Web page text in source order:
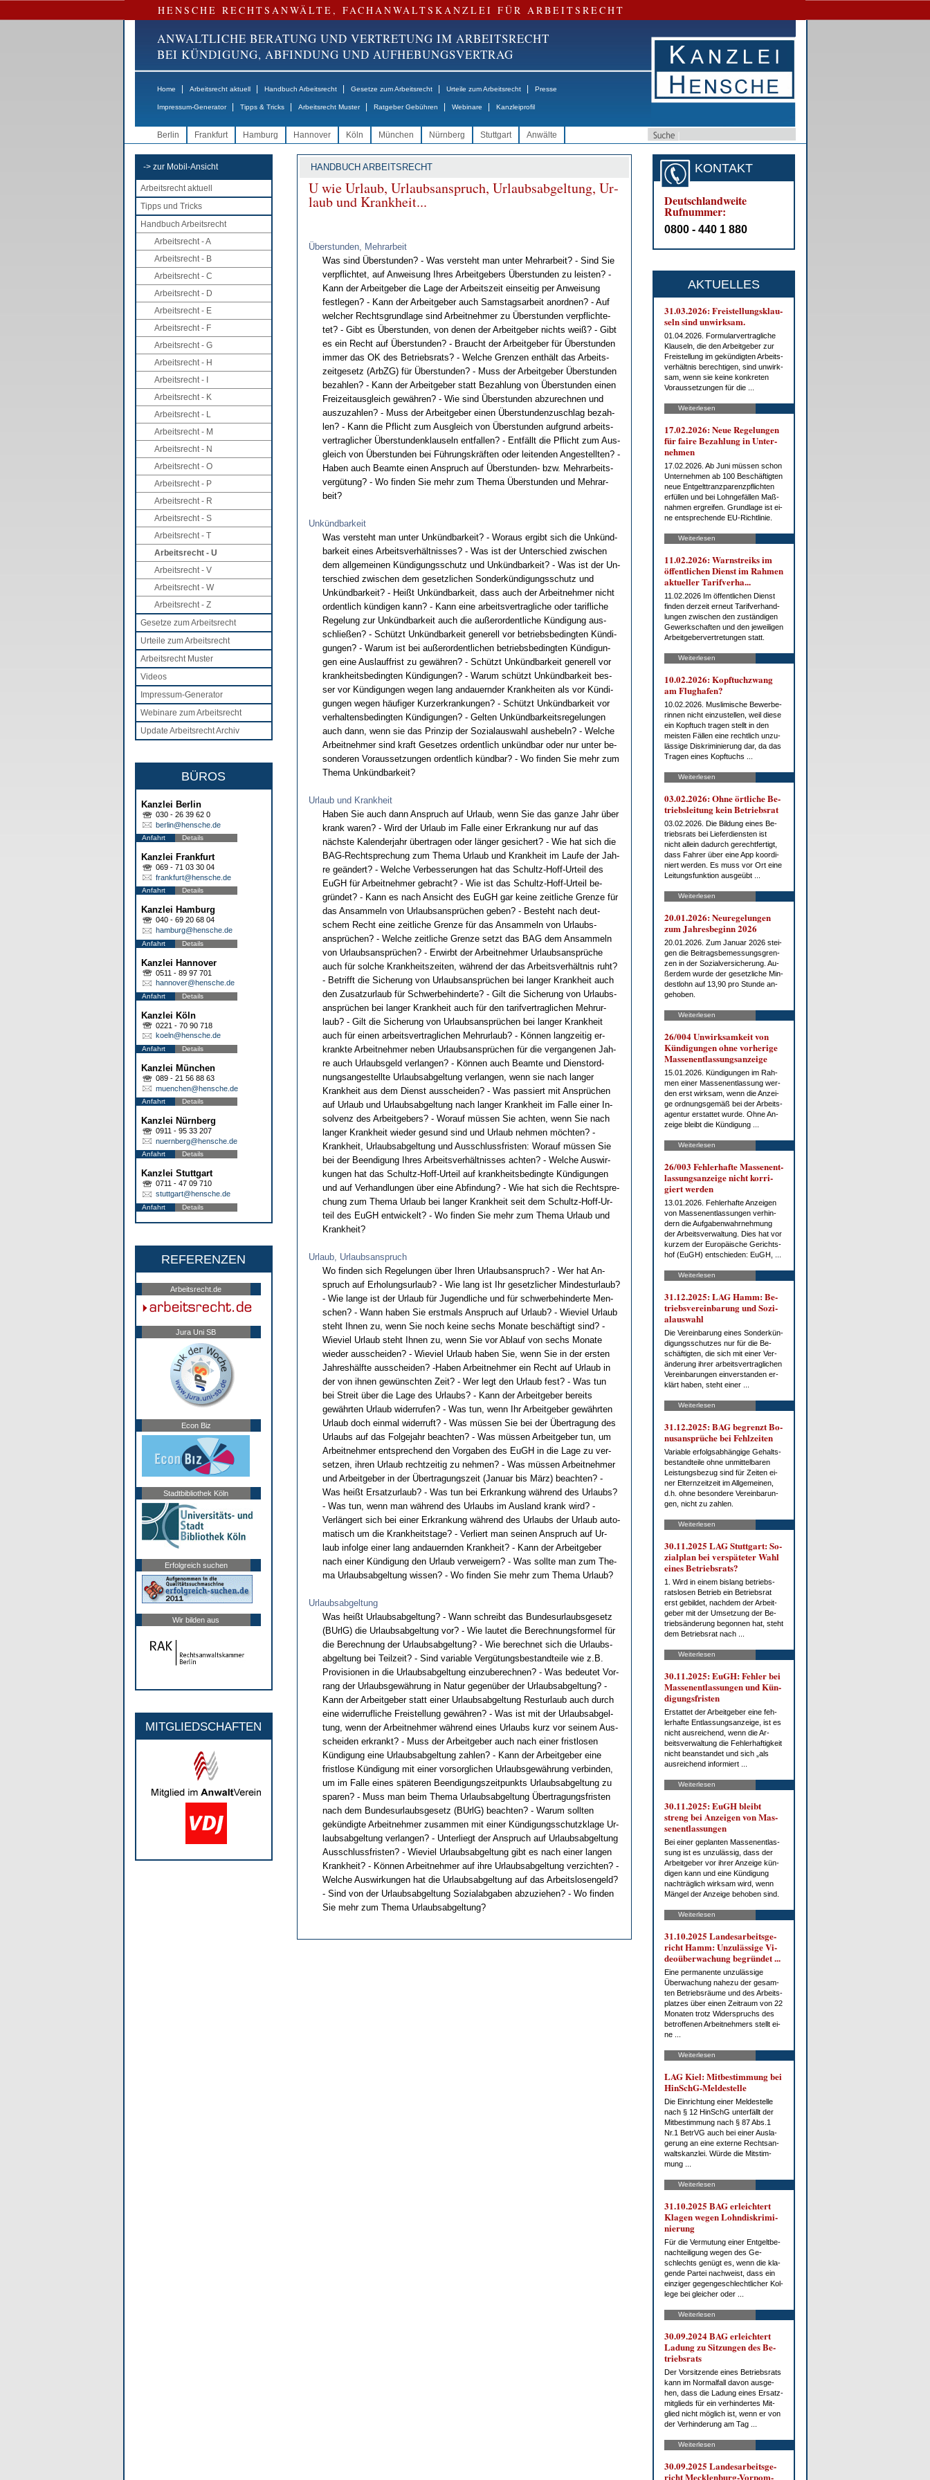
HENSCHE RECHTSANWÄLTE, FACHANWALTSKANZLEI FÜR ARBEITSRECHT
ANWALTLICHE BERATUNG UND VERTRETUNG IM ARBEITSRECHT
BEI KÜNDIGUNG, ABFINDUNG UND AUFHEBUNGSVERTRAG
Home Arbeitsrecht aktuell Handbuch Arbeitsrecht Gesetze zum Arbeitsrecht Urteile zum Arbeitsrecht Presse
Impressum-Generator Tipps & Tricks Arbeitsrecht Muster Ratgeber Gebühren Webinare Kanzleiprofil
Berlin Frankfurt Hamburg Hannover Köln München Nürnberg Stuttgart Anwälte
-> zur Mobil-Ansicht
Arbeitsrecht aktuell
Tipps und Tricks
Handbuch Arbeitsrecht
Arbeitsrecht - A
Arbeitsrecht - B
Arbeitsrecht - C
Arbeitsrecht - D
Arbeitsrecht - E
Arbeitsrecht - F
Arbeitsrecht - G
Arbeitsrecht - H
Arbeitsrecht - I
Arbeitsrecht - K
Arbeitsrecht - L
Arbeitsrecht - M
Arbeitsrecht - N
Arbeitsrecht - O
Arbeitsrecht - P
Arbeitsrecht - R
Arbeitsrecht - S
Arbeitsrecht - T
Arbeitsrecht - U
Arbeitsrecht - V
Arbeitsrecht - W
Arbeitsrecht - Z
Gesetze zum Arbeitsrecht
Urteile zum Arbeitsrecht
Arbeitsrecht Muster
Videos
Impressum-Generator
Webinare zum Arbeitsrecht
Update Arbeitsrecht Archiv
BÜROS
Kanzlei Berlin
030 - 26 39 62 0
berlin@hensche.de
Anfahrt Details
Kanzlei Frankfurt
069 - 71 03 30 04
frankfurt@hensche.de
Anfahrt Details
Kanzlei Hamburg
040 - 69 20 68 04
hamburg@hensche.de
Anfahrt Details
Kanzlei Hannover
0511 - 89 97 701
hannover@hensche.de
Anfahrt Details
Kanzlei Köln
0221 - 70 90 718
koeln@hensche.de
Anfahrt Details
Kanzlei München
089 - 21 56 88 63
muenchen@hensche.de
Anfahrt Details
Kanzlei Nürnberg
0911 - 95 33 207
nuernberg@hensche.de
Anfahrt Details
Kanzlei Stuttgart
0711 - 47 09 710
stuttgart@hensche.de
Anfahrt Details
REFERENZEN
Arbeitsrecht.de
Jura Uni SB
Econ Biz
Stadtbibliothek Köln
Erfolgreich suchen
Wir bilden aus
MITGLIEDSCHAFTEN
HANDBUCH ARBEITSRECHT
U wie Ur­laub, Ur­laubs­an­spruch, Ur­laubs­ab­gel­tung, Ur­
laub und Krank­heit...
Überstunden, Mehrarbeit
Was sind Über­stun­den? - Was ver­steht man un­ter Mehr­ar­beit? - Sind Sie
ver­pflich­tet, auf An­wei­sung Ih­res Ar­beit­ge­bers Über­stun­den zu leis­ten? -
Kann der Ar­beit­ge­ber die La­ge der Ar­beits­zeit ein­sei­tig per An­wei­sung
fest­le­gen? - Kann der Ar­beit­ge­ber auch Sams­tags­ar­beit an­ord­nen? - Auf
wel­cher Rechts­grund­la­ge sind Ar­beit­neh­mer zu Über­stun­den ver­pflich­te­
tet? - Gibt es Über­stun­den, von de­nen der Ar­beit­ge­ber nichts weiß? - Gibt
es ein Recht auf Über­stun­den? - Braucht der Ar­beit­ge­ber für Über­stun­den
im­mer das OK des Be­triebs­rats? - Wel­che Gren­zen enthält das Ar­beits­
zeit­ge­setz (Arb­ZG) für Über­stun­den? - Muss der Ar­beit­ge­ber Über­stun­den
be­zah­len? - Kann der Ar­beit­ge­ber statt Be­zah­lung von Über­stun­den ei­nen
Frei­zeit­aus­gleich gewähren? - Wie sind Über­stun­den ab­zu­rech­nen und
aus­zu­zah­len? - Muss der Ar­beit­ge­ber ei­nen Über­stun­den­zu­schlag be­zah­
len? - Kann die Pflicht zum Aus­gleich von Über­stun­den auf­grund ar­beits­
ver­trag­li­cher Über­stun­den­klau­seln ent­fal­len? - Entfällt die Pflicht zum Aus­
gleich von Über­stun­den bei Führungs­kräften oder lei­ten­den An­ge­stell­ten? -
Ha­ben auch Be­am­te ei­nen An­spruch auf Über­stun­den- bzw. Mehr­ar­beits­
vergütung? - Wo fin­den Sie mehr zum The­ma Über­stun­den und Mehr­ar­
beit?
Unkündbarkeit
Was ver­steht man un­ter Unkünd­bar­keit? - Wor­aus er­gibt sich die Unkünd­
bar­keit ei­nes Ar­beits­verhält­nis­ses? - Was ist der Un­ter­schied zwi­schen
dem all­ge­mei­nen Kündi­gungs­schutz und Unkünd­bar­keit? - Was ist der Un­
ter­schied zwi­schen dem ge­setz­li­chen Son­derkündi­gungs­schutz und
Unkünd­bar­keit? - Heißt Unkünd­bar­keit, dass auch der Ar­beit­neh­mer nicht
or­dent­lich kündi­gen kann? - Kann ei­ne ar­beits­ver­trag­li­che oder ta­rif­li­che
Re­ge­lung zur Unkünd­bar­keit auch die außer­or­dent­li­che Kündi­gung aus­
sch­ließen? - Schützt Unkünd­bar­keit ge­ne­rell vor be­triebs­be­ding­ten Kündi­
gun­gen? - War­um ist bei außer­or­dent­li­chen be­triebs­be­ding­ten Kündi­gun­
gen ei­ne Aus­lauf­frist zu gewähren? - Schützt Unkünd­bar­keit ge­ne­rell vor
krank­heits­be­ding­ten Kündi­gun­gen? - War­um schützt Unkünd­bar­keit bes­
ser vor Kündi­gun­gen we­gen lang an­dau­ern­der Krank­hei­ten als vor Kündi­
gun­gen we­gen häufi­ger Kurz­er­kran­kun­gen? - Schützt Unkünd­bar­keit vor
ver­hal­tens­be­ding­ten Kündi­gun­gen? - Gel­ten Unkünd­bar­keits­re­ge­lun­gen
auch dann, wenn sie das Prin­zip der So­zi­al­aus­wahl aus­he­beln? - Wel­che
Ar­beit­neh­mer sind kraft Ge­set­zes or­dent­lich unkünd­bar oder nur un­ter be­
son­de­ren Vor­aus­set­zun­gen or­dent­lich künd­bar? - Wo fin­den Sie mehr zum
The­ma Unkünd­bar­keit?
Urlaub und Krankheit
Ha­ben Sie auch dann An­spruch auf Ur­laub, wenn Sie das gan­ze Jahr über
krank wa­ren? - Wird der Ur­laub im Fal­le ei­ner Er­kran­kung nur auf das
nächs­te Ka­len­der­jahr über­tra­gen oder länger ge­si­chert? - Wie hat sich die
BAG-Recht­spre­chung zum The­ma Ur­laub und Krank­heit im Lau­fe der Jah­
re geändert? - Wel­che Ver­bes­se­run­gen hat das Schultz-Hoff-Ur­teil des
EuGH für Ar­beit­neh­mer ge­bracht? - Wie ist das Schultz-Hoff-Ur­teil be­
gründet? - Kann es nach An­sicht des EuGH gar kei­ne zeit­li­che Gren­ze für
das An­sam­meln von Ur­laubs­ansprüchen ge­ben? - Be­steht nach deut­
schem Recht ei­ne zeit­li­che Gren­ze für das An­sam­meln von Ur­laubs­
ansprüchen? - Wel­che zeit­li­che Gren­ze setzt das BAG dem An­sam­meln
von Ur­laubs­ansprüchen? - Er­wirbt der Ar­beit­neh­mer Ur­laubs­ansprüche
auch für sol­che Krank­heits­zei­ten, während der das Ar­beits­verhält­nis ruht?
- Be­trifft die Si­che­rung von Ur­laubs­ansprüchen bei lan­ger Krank­heit auch
den Zu­satz­ur­laub für Schwer­be­hin­der­te? - Gilt die Si­che­rung von Ur­laubs­
ansprüchen bei lan­ger Krank­heit auch für den ta­rif­ver­trag­li­chen Mehr­ur­
laub? - Gilt die Si­che­rung von Ur­laubs­ansprüchen bei lan­ger Krank­heit
auch für ei­nen ar­beits­ver­trag­li­chen Mehr­ur­laub? - Können lang­zei­tig er­
krank­te Ar­beit­neh­mer ne­ben Ur­laubs­ansprüchen für die ver­gan­ge­nen Jah­
re auch Ur­laubs­geld ver­lan­gen? - Können auch Be­am­te und Dienst­ord­
nungs­an­ge­stell­te Ur­laubs­ab­gel­tung ver­lan­gen, wenn sie nach lan­ger
Krank­heit aus dem Dienst aus­schei­den? - Was pas­siert mit Ansprüchen
auf Ur­laub und Ur­laubs­ab­gel­tung nach lan­ger Krank­heit im Fal­le ei­ner In­
sol­venz des Ar­beit­ge­bers? - Wor­auf müssen Sie ach­ten, wenn Sie nach
lan­ger Krank­heit wie­der ge­sund sind und Ur­laub neh­men möch­ten? -
Krank­heit, Ur­laubs­ab­gel­tung und Aus­schluss­fris­ten: Wor­auf müssen Sie
bei der Be­en­di­gung Ih­res Ar­beits­verhält­nis­ses ach­ten? - Wel­che Aus­wir­
kun­gen hat das Schultz-Hoff-Ur­teil auf krank­heits­be­ding­te Kündi­gun­gen
und auf Ver­hand­lun­gen über ei­ne Ab­fin­dung? - Wie hat sich die Recht­spre­
chung zum The­ma Ur­laub bei lan­ger Krank­heit seit dem Schultz-Hoff-Ur­
teil des EuGH ent­wi­ckelt? - Wo fin­den Sie mehr zum The­ma Ur­laub und
Krank­heit?
Urlaub, Urlaubsanspruch
Wo fin­den sich Re­ge­lun­gen über Ih­ren Ur­laubs­an­spruch? - Wer hat An­
spruch auf Er­ho­lungs­ur­laub? - Wie lang ist Ihr ge­setz­li­cher Min­des­t­ur­laub?
- Wie lan­ge ist der Ur­laub für Ju­gend­li­che und für schwer­be­hin­der­te Men­
schen? - Wann ha­ben Sie erst­mals An­spruch auf Ur­laub? - Wie­viel Ur­laub
steht Ih­nen zu, wenn Sie noch kei­ne sechs Mo­na­te beschäftigt sind? -
Wie­viel Ur­laub steht Ih­nen zu, wenn Sie vor Ab­lauf von sechs Mo­na­te
wie­der aus­schei­den? - Wie­viel Ur­laub ha­ben Sie, wenn Sie in der ers­ten
Jah­reshälf­te aus­schei­den? -Ha­ben Ar­beit­neh­mer ein Recht auf Ur­laub in
der von ih­nen gewünsch­ten Zeit? - Wer legt den Ur­laub fest? - Was tun
bei Streit über die La­ge des Ur­laubs? - Kann der Ar­beit­ge­ber be­reits
gewähr­ten Ur­laub wi­der­ru­fen? - Was tun, wenn Ihr Ar­beit­ge­ber gewähr­ten
Ur­laub doch ein­mal wi­der­ruft? - Was müssen Sie bei der Über­tra­gung des
Ur­laubs auf das Fol­ge­jahr be­ach­ten? - Was müssen Ar­beit­ge­ber tun, um
Ar­beit­neh­mer ent­spre­chend den Vor­ga­ben des EuGH in die La­ge zu ver­
set­zen, ih­ren Ur­laub recht­zei­tig zu neh­men? - Was müssen Ar­beit­neh­mer
und Ar­beit­ge­ber in der Über­tra­gungs­zeit (Ja­nu­ar bis März) be­ach­ten? -
Was heißt Er­satz­ur­laub? - Was tun bei Er­kran­kung während des Ur­laubs?
- Was tun, wenn man während des Ur­laubs im Aus­land krank wird? -
Verlängert sich bei ei­ner Er­kran­kung während des Ur­laubs der Ur­laub au­to­
ma­tisch um die Krank­heits­ta­ge? - Ver­liert man sei­nen An­spruch auf Ur­
laub in­fol­ge ei­ner lang an­dau­ern­den Krank­heit? - Kann der Ar­beit­ge­ber
nach ei­ner Kündi­gung den Ur­laub ver­wei­gern? - Was soll­te man zum The­
ma Ur­laubs­ab­gel­tung wis­sen? - Wo fin­den Sie mehr zum The­ma Ur­laub?
Urlaubsabgeltung
Was heißt Ur­laubs­ab­gel­tung? - Wann schreibt das Bun­des­ur­laubs­ge­setz
(BUrlG) die Ur­laubs­ab­gel­tung vor? - Wie lau­tet die Be­rech­nungs­for­mel für
die Be­rech­nung der Ur­laubs­ab­gel­tung? - Wie be­rech­net sich die Ur­laubs­
ab­gel­tung bei Teil­zeit? - Sind va­ria­ble Vergütungs­be­stand­tei­le wie z.B.
Pro­vi­sio­nen in die Ur­laubs­ab­gel­tung ein­zu­be­rech­nen? - Was be­deu­tet Vor­
rang der Ur­laubs­gewährung in Na­tur ge­genüber der Ur­laubs­ab­gel­tung? -
Kann der Ar­beit­ge­ber statt ei­ner Ur­laubs­ab­gel­tung Rest­ur­laub auch durch
ei­ne wi­der­ruf­li­che Frei­stel­lung gewähren? - Was ist mit der Ur­laubs­ab­gel­
tung, wenn der Ar­beit­neh­mer während ei­nes Ur­laubs kurz vor sei­nem Aus­
schei­den er­krankt? - Muss der Ar­beit­ge­ber auch nach ei­ner frist­lo­sen
Kündi­gung ei­ne Ur­laubs­ab­gel­tung zah­len? - Kann der Ar­beit­ge­ber ei­ne
frist­lo­se Kündi­gung mit ei­ner vor­sorg­li­chen Ur­laubs­gewährung ver­bin­den,
um im Fal­le ei­nes späte­ren Be­en­di­gungs­zeit­punkts Ur­laubs­ab­gel­tung zu
spa­ren? - Muss man beim The­ma Ur­laubs­ab­gel­tung Über­tra­gungs­fris­ten
nach dem Bun­des­ur­laubs­ge­setz (BUrlG) be­ach­ten? - War­um soll­ten
gekündig­te Ar­beit­neh­mer zu­sam­men mit ei­ner Kündi­gungs­schutz­kla­ge Ur­
laubs­ab­gel­tung ver­lan­gen? - Un­ter­liegt der An­spruch auf Ur­laubs­ab­gel­tung
Aus­schluss­fris­ten? - Wie­viel Ur­laubs­ab­gel­tung gibt es nach ei­ner lan­gen
Krank­heit? - Können Ar­beit­neh­mer auf ih­re Ur­laubs­ab­gel­tung ver­zich­ten? -
Wel­che Aus­wir­kun­gen hat die Ur­laubs­ab­gel­tung auf das Ar­beits­lo­sen­geld?
- Sind von der Ur­laubs­ab­gel­tung So­zi­al­ab­ga­ben ab­zu­zie­hen? - Wo fin­den
Sie mehr zum The­ma Ur­laubs­ab­gel­tung?
KONTAKT
Deutschlandweite
Rufnummer:
0800 - 440 1 880
AKTUELLES
31.03.2026: Frei­stel­lungs­klau­
seln sind un­wirk­sam.
01.04.2026. For­mu­lar­ver­trag­li­che
Klau­seln, die den Ar­beit­ge­ber zur
Frei­stel­lung im ge­kün­dig­ten Ar­beits­
ver­hält­nis be­rech­ti­gen, sind un­wirk­
sam, wenn sie kei­ne kon­kre­ten
Vor­aus­set­zun­gen für die ...
Weiterlesen
17.02.2026: Neue Re­ge­lun­gen
für fai­re Be­zah­lung in Un­ter­
neh­men
17.02.2026. Ab Ju­ni müs­sen schon
Un­ter­neh­men ab 100 Be­schäf­tig­ten
neue Ent­gelt­tranz­pa­renz­pflich­ten
er­fül­len und bei Lohn­ge­fäl­len Maß­
nah­men er­grei­fen. Grund­la­ge ist ei­
ne ent­spre­chen­de EU-Richt­li­nie.
Weiterlesen
11.02.2026: Warn­streiks im
öf­fent­li­chen Dienst im Rah­men
ak­tu­el­ler Ta­rif­ver­ha...
11.02.2026 Im öf­fent­li­chen Dienst
fin­den der­zeit er­neut Ta­rif­ver­hand­
lun­gen zwi­schen den zu­stän­di­gen
Ge­werk­schaf­ten und den je­wei­li­gen
Ar­beit­ge­ber­ver­tre­tun­gen statt.
Weiterlesen
10.02.2026: Kopf­tuch­zwang
am Flug­ha­fen?
10.02.2026. Mus­li­mi­sche Be­wer­be­
rin­nen nicht ein­zu­stel­len, weil die­se
ein Kopf­tuch tra­gen stellt in den
meis­ten Fäl­len ei­ne recht­lich un­zu­
läs­si­ge Dis­kri­mi­nie­rung dar, da das
Tra­gen ei­nes Kopf­tuchs ...
Weiterlesen
03.02.2026: Oh­ne ört­li­che Be­
triebs­lei­tung kein Be­triebs­rat
03.02.2026. Die Bil­dung ei­nes Be­
triebs­rats bei Lie­fer­diens­ten ist
nicht al­lein da­durch ge­recht­fer­tigt,
dass Fah­rer über ei­ne App ko­or­di­
niert wer­den. Es muss vor Ort ei­ne
Lei­tungs­funk­ti­on aus­ge­übt ...
Weiterlesen
20.01.2026: Neu­re­ge­lun­gen
zum Jah­res­be­ginn 2026
20.01.2026. Zum Ja­nu­ar 2026 stei­
gen die Bei­trags­be­mes­sungs­gren­
zen in der So­zi­al­ver­si­che­rung. Au­
ßer­dem wur­de der ge­setz­li­che Min­
dest­lohn auf 13,90 pro St­un­de an­
ge­ho­ben.
Weiterlesen
26/004 Un­wirk­sam­keit von
Kün­di­gun­gen oh­ne vor­he­ri­ge
Mas­sen­ent­las­sungs­an­zei­ge
15.01.2026. Kün­di­gun­gen im Rah­
men ei­ner Mas­sen­ent­las­sung wer­
den erst wirk­sam, wenn die An­zei­
ge ord­nungs­ge­mäß bei der Ar­beits­
agen­tur er­stat­tet wur­de. Oh­ne An­
zei­ge bleibt die Kün­di­gung ...
Weiterlesen
26/003 Feh­ler­haf­te Mas­sen­ent­
las­sungs­an­zei­ge nicht kor­ri­
giert wer­den
13.01.2026. Feh­ler­haf­te An­zei­gen
von Mas­sen­ent­las­sun­gen ver­hin­
dern die Auf­ga­ben­wahr­neh­mung
der Ar­beits­ver­wal­tung. Dies hat vor
kur­zem der Eu­ro­päi­sche Ge­richts­
hof (EuGH) ent­schie­den: EuGH, ...
Weiterlesen
31.12.2025: LAG Hamm: Be­
triebs­ver­ein­ba­rung und So­zi­
al­aus­wahl
Die Ver­ein­ba­rung ei­nes Son­der­kün­
di­gungs­schut­zes nur für die Be­
schäf­tig­ten, die sich mit ei­ner Ver­
än­de­rung ih­rer ar­beits­ver­trag­li­chen
Ver­ein­ba­run­gen ein­ver­stan­den er­
klärt ha­ben, steht ei­ner ...
Weiterlesen
31.12.2025: BAG be­grenzt Bo­
nus­an­sprü­che bei Fehl­zei­ten
Va­ria­ble er­folgs­ab­hän­gi­ge Ge­halts­
be­stand­tei­le oh­ne un­mit­tel­ba­ren
Leis­tungs­be­zug sind für Zei­ten ei­
ner El­tern­zeit­zeit im All­ge­mei­nen,
d.h. oh­ne be­son­de­re Ver­ein­ba­run­
gen, nicht zu zah­len.
Weiterlesen
30.11.2025 LAG Stutt­gart: So­
zi­al­plan bei ver­spä­te­ter Wahl
ei­nes Be­triebs­rats?
1. Wird in ei­nem bis­lang be­triebs­
rats­lo­sen Be­trieb ein Be­triebs­rat
erst ge­bil­det, nach­dem der Ar­beit­
ge­ber mit der Um­set­zung der Be­
trieb­s­än­de­rung be­gon­nen hat, steht
dem Be­triebs­rat nach ...
Weiterlesen
30.11.2025: EuGH: Feh­ler bei
Mas­sen­ent­las­sun­gen und Kün­
di­gungs­fris­ten
Er­stat­tet der Ar­beit­ge­ber ei­ne feh­
ler­haf­te Ent­las­sungs­an­zei­ge, ist es
nicht aus­rei­chend, wenn die Ar­
beits­ver­wal­tung die Feh­ler­haf­tig­keit
nicht be­an­stan­det und sich „als
aus­rei­chend in­for­miert ...
Weiterlesen
30.11.2025: EuGH bleibt
streng bei An­zei­gen von Mas­
sen­ent­las­sun­gen
Bei ei­ner ge­plan­ten Mas­sen­ent­las­
sung ist es un­zu­läs­sig, dass der
Ar­beit­ge­ber vor ih­rer An­zei­ge kün­
di­gen kann und ei­ne Kün­di­gung
nach­träg­lich wirk­sam wird, wenn
Män­gel der An­zei­ge be­ho­ben sind.
Weiterlesen
31.10.2025 Lan­des­ar­beits­ge­
richt Hamm: Un­zu­läs­si­ge Vi­
deo­über­wa­chung be­grün­det ...
Ei­ne per­ma­nen­te un­zu­läs­si­ge
Über­wa­chung na­he­zu der ge­sam­
ten Be­triebs­räu­me und des Ar­beits­
plat­zes über ei­nen Zeit­raum von 22
Mo­na­ten trotz Wi­der­spruchs des
be­trof­fe­nen Ar­beit­neh­mers stellt ei­
ne ...
Weiterlesen
LAG Kiel: Mit­be­stim­mung bei
HinSchG-Mel­de­stel­le
Die Ein­rich­tung ei­ner Mel­de­stel­le
nach § 12 HinSchG un­ter­fällt der
Mit­be­stim­mung nach § 87 Abs.1
Nr.1 Be­trVG auch bei ei­ner Aus­la­
ge­rung an ei­ne ex­ter­ne Rechts­an­
walts­kanz­lei. Wür­de die Mit­stim­
mung ...
Weiterlesen
31.10.2025 BAG er­leich­tert
Kla­gen we­gen Lohn­dis­kri­mi­
nie­rung
Für die Ver­mu­tung ei­ner Ent­gelt­be­
nach­tei­li­gung we­gen des Ge­
schlechts ge­nügt es, wenn die kla­
gen­de Par­tei nach­weist, dass ein
ein­zi­ger ge­gen­ge­schlecht­li­cher Kol­
le­ge bei glei­cher oder ...
Weiterlesen
30.09.2024 BAG er­leich­tert
La­dung zu Sit­zun­gen des Be­
triebs­rats
Der Vor­sit­zen­de ei­nes Be­triebs­rats
kann im Nor­mal­fall da­von aus­ge­
hen, dass die La­dung ei­nes Er­satz­
mit­glieds für ein ver­hin­der­tes Mit­
glied nicht mög­lich ist, wenn er von
der Ver­hin­de­rung am Tag ...
Weiterlesen
30.09.2025 Lan­des­ar­beits­ge­
richt Meck­len­burg-Vor­pom­